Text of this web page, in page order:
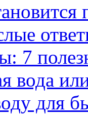
7
вода
для